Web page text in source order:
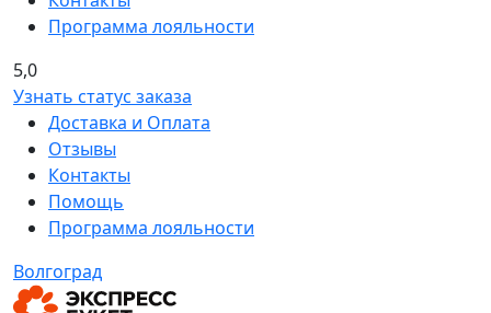
Программа лояльности
5,0
Узнать статус заказа
Доставка и Оплата
Отзывы
Контакты
Помощь
Программа лояльности
Волгоград